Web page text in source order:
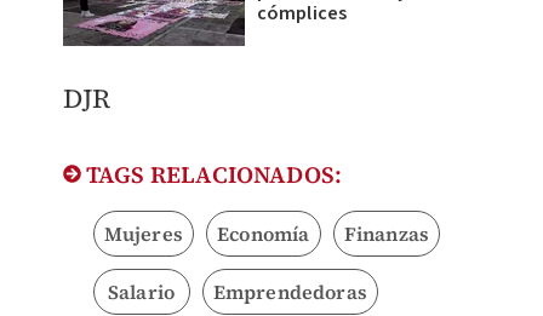
cómplices
DJR
TAGS RELACIONADOS:
Mujeres Economía Finanzas
Salario Emprendedoras